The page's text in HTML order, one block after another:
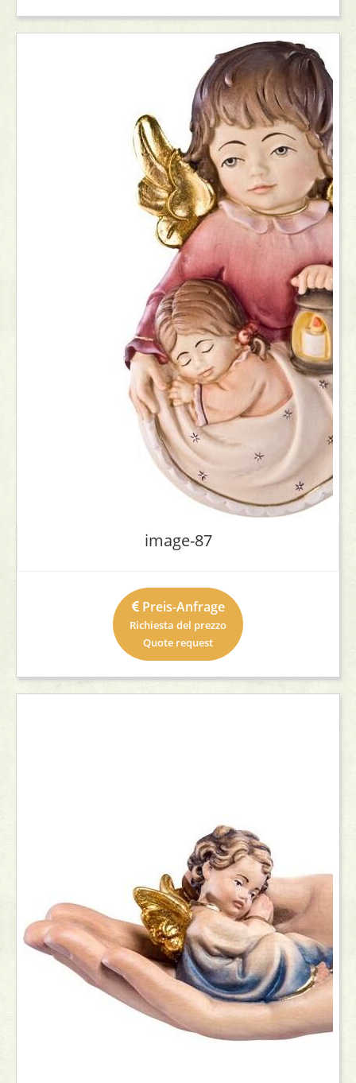
image-87
Preis-Anfrage
Richiesta del prezzo
Quote request